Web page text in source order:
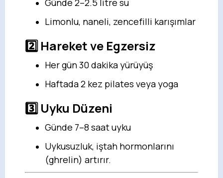
Günde 2–2.5 litre su
Limonlu, naneli, zencefilli karışımlar
2️⃣ Hareket ve Egzersiz
Her gün 30 dakika yürüyüş
Haftada 2 kez pilates veya yoga
3️⃣ Uyku Düzeni
Günde 7–8 saat uyku
Uykusuzluk, iştah hormonlarını
(ghrelin) artırır.